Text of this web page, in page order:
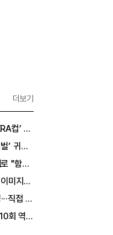
더보기
마사회
대확장
선물하다
한눈에…
케팅 확대
누가 될까